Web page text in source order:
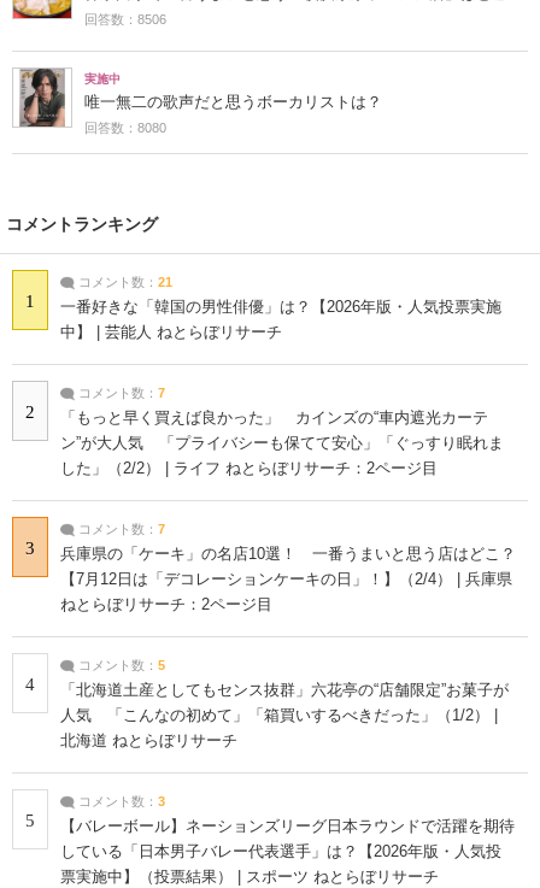
回答数：8506
実施中
唯一無二の歌声だと思うボーカリストは？
回答数：8080
コメントランキング
1
コメント数： 21
一番好きな「韓国の男性俳優」は？【2026年版・人気投票実施
中】 | 芸能人 ねとらぼリサーチ
2
コメント数： 7
「もっと早く買えば良かった」 カインズの“車内遮光カーテ
ン”が大人気 「プライバシーも保てて安心」「ぐっすり眠れま
した」（2/2） | ライフ ねとらぼリサーチ：2ページ目
3
コメント数： 7
兵庫県の「ケーキ」の名店10選！ 一番うまいと思う店はどこ？
【7月12日は「デコレーションケーキの日」！】（2/4） | 兵庫県
ねとらぼリサーチ：2ページ目
4
コメント数： 5
「北海道土産としてもセンス抜群」六花亭の“店舗限定”お菓子が
人気 「こんなの初めて」「箱買いするべきだった」（1/2） |
北海道 ねとらぼリサーチ
5
コメント数： 3
【バレーボール】ネーションズリーグ日本ラウンドで活躍を期待
している「日本男子バレー代表選手」は？【2026年版・人気投
票実施中】（投票結果） | スポーツ ねとらぼリサーチ